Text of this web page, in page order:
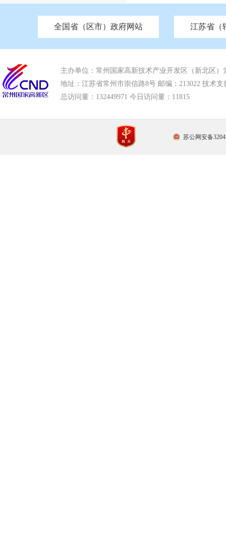
全国省（区市）政府网站
北京 天津 重庆 河南 河北 山西
江苏省（
中国江苏 南京市政府 苏州市政府 无锡
市发改委 市工信局 市教育局 市科技局 市
市应急管理局 市审计局 市外事办 市生态
主办单位：常州国家高新技术产业开发区（新北区）
地址：江苏省常州市崇信路8号 邮编：213022 技术支
总访问量： 132449971 今日访问量： 11815
苏公网安备